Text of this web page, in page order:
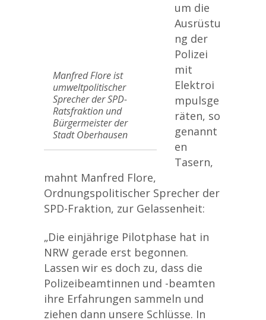
Manfred Flore ist
umweltpolitischer
Sprecher der SPD-
Ratsfraktion und
Bürgermeister der
Stadt Oberhausen
um die
Ausrüstu
ng der
Polizei
mit
Elektroi
mpulsge
räten, so
genannt
en
Tasern,
mahnt Manfred Flore,
Ordnungspolitischer Sprecher der
SPD-Fraktion, zur Gelassenheit:
„Die einjährige Pilotphase hat in
NRW gerade erst begonnen.
Lassen wir es doch zu, dass die
Polizeibeamtinnen und -beamten
ihre Erfahrungen sammeln und
ziehen dann unsere Schlüsse. In